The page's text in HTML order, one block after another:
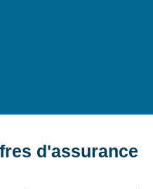
d'assurance